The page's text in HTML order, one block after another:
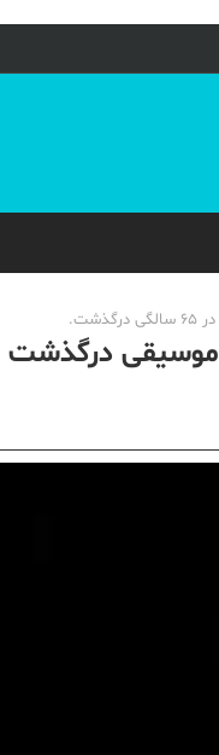
موسیقی درگذشت